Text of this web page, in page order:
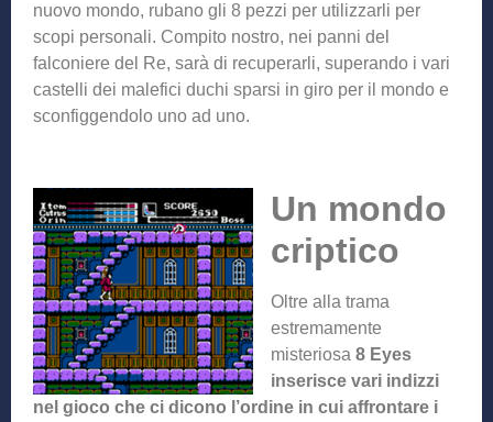
nuovo mondo, rubano gli 8 pezzi per utilizzarli per
scopi personali. Compito nostro, nei panni del
falconiere del Re, sarà di recuperarli, superando i vari
castelli dei malefici duchi sparsi in giro per il mondo e
sconfiggendolo uno ad uno.
Un mondo
criptico
Oltre alla trama
estremamente
misteriosa 8 Eyes
inserisce vari indizzi
nel gioco che ci dicono l’ordine in cui affrontare i